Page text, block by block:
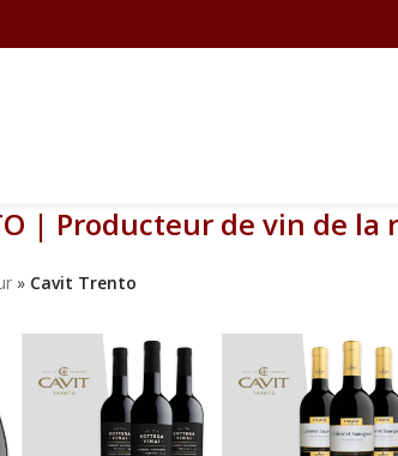
| Producteur de vin de
» Cavit Trento